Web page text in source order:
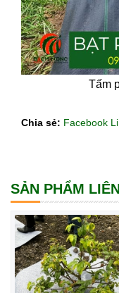
Tấm
Chia sẻ: Facebook
SẢN PHẨM